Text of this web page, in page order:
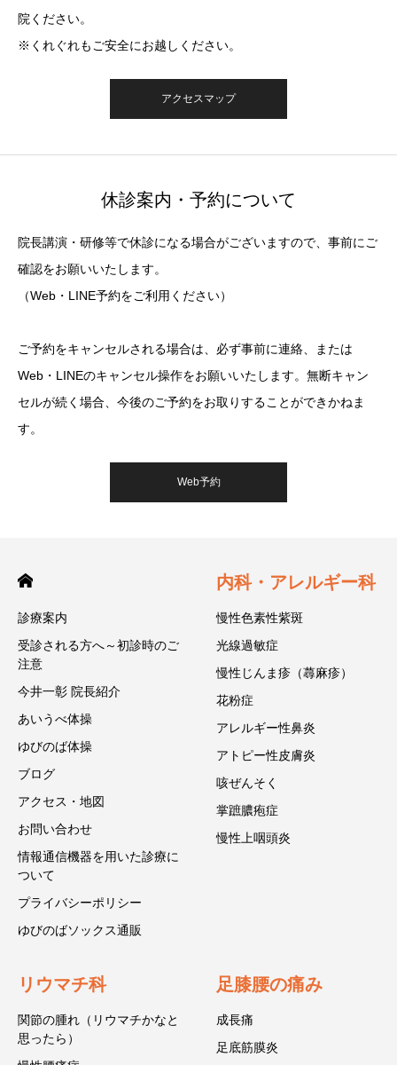
院ください。
※くれぐれもご安全にお越しください。
アクセスマップ
休診案内・予約について
院長講演・研修等で休診になる場合がございますので、事前にご
確認をお願いいたします。
（Web・LINE予約をご利用ください）
ご予約をキャンセルされる場合は、必ず事前に連絡、または
Web・LINEのキャンセル操作をお願いいたします。無断キャン
セルが続く場合、今後のご予約をお取りすることができかねま
す。
Web予約
診療案内
受診される方へ～初診時のご
注意
今井一彰 院長紹介
あいうべ体操
ゆびのば体操
ブログ
アクセス・地図
お問い合わせ
情報通信機器を用いた診療に
ついて
プライバシーポリシー
ゆびのばソックス通販
内科・アレルギー科
慢性色素性紫斑
光線過敏症
慢性じんま疹（蕁麻疹）
花粉症
アレルギー性鼻炎
アトピー性皮膚炎
咳ぜんそく
掌蹠膿疱症
慢性上咽頭炎
リウマチ科
関節の腫れ（リウマチかなと
思ったら）
足膝腰の痛み
成長痛
足底筋膜炎